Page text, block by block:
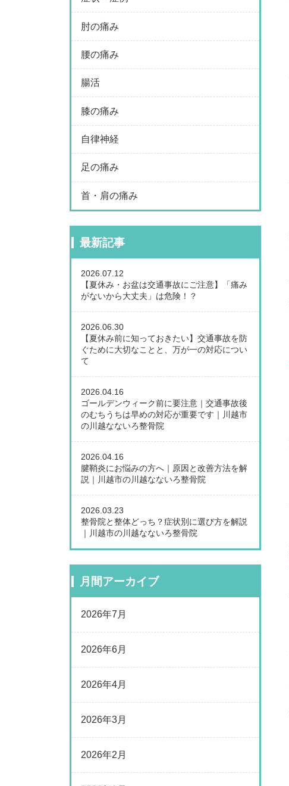
肘の痛み
腰の痛み
腸活
膝の痛み
自律神経
足の痛み
首・肩の痛み
最新記事
2026.07.12
【夏休み・お盆は交通事故にご注意】「痛み
がないから大丈夫」は危険！？
2026.06.30
【夏休み前に知っておきたい】交通事故を防
ぐために大切なことと、万が一の対応につい
て
2026.04.16
ゴールデンウィーク前に要注意｜交通事故後
のむちうちは早めの対応が重要です｜川越市
の川越なないろ整骨院
2026.04.16
腱鞘炎にお悩みの方へ｜原因と改善方法を解
説｜川越市の川越なないろ整骨院
2026.03.23
整骨院と整体どっち？症状別に選び方を解説
｜川越市の川越なないろ整骨院
月間アーカイブ
2026年7月
2026年6月
2026年4月
2026年3月
2026年2月